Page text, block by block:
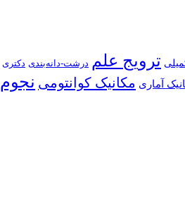
ترویج علم درشت-دانه‌بندی دکتری
آماری مکانیک کوانتومی نجوم